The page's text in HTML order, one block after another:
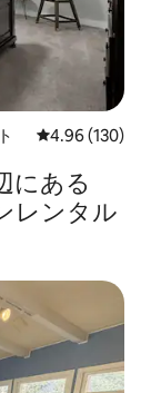
レビュー130
4.96 (130)
に⁠あ⁠る
レ⁠ン⁠タ⁠ル